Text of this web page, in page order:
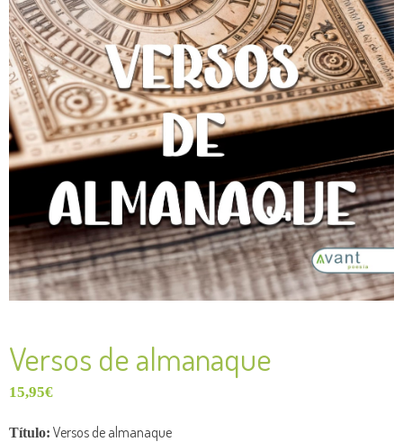
Versos de almanaque
15,95€
Título: Versos de almanaque